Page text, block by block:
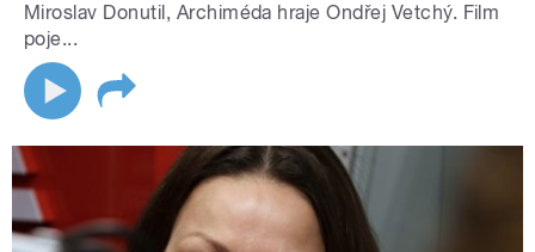
Miroslav Donutil, Archiméda hraje Ondřej Vetchý. Film
poje...